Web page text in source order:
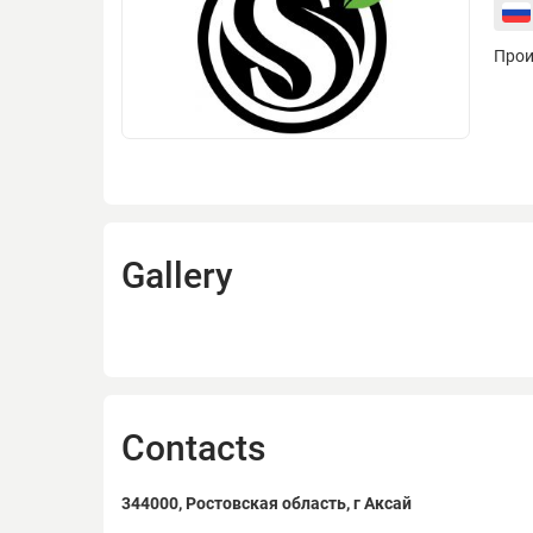
Gallery
Contacts
344000, Ростовская область, г Аксай